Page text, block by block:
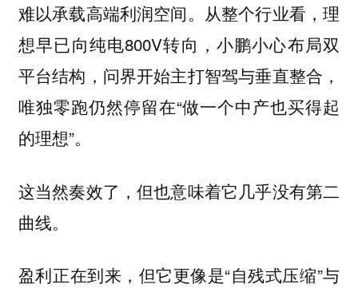
难以承载高端利润空间。从整个行业看，理
想早已向纯电800V转向，小鹏小心布局双
平台结构，问界开始主打智驾与垂直整合，
唯独零跑仍然停留在“做一个中产也买得起
的理想”。
这当然奏效了，但也意味着它几乎没有第二
曲线。
盈利正在到来，但它更像是“自残式压缩”与